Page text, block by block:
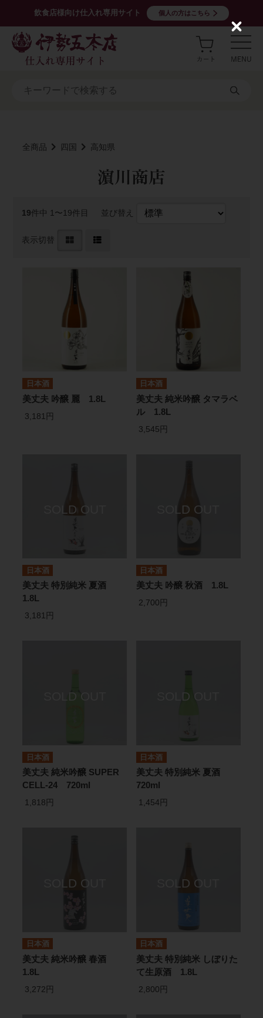
飲食店様向け仕入れ専用サイト 個人の方はこちら
全商品 四国 高知県
濵川商店
19件中 1〜19件目 並び替え
表示切替
日本酒
美丈夫 吟醸 麗 1.8L
3,181円
日本酒
美丈夫 純米吟醸 タマラベ
ル 1.8L
3,545円
日本酒
美丈夫 特別純米 夏酒
1.8L
3,181円
日本酒
美丈夫 吟醸 秋酒 1.8L
2,700円
日本酒
美丈夫 純米吟醸 SUPER
CELL-24 720ml
1,818円
日本酒
美丈夫 特別純米 夏酒
720ml
1,454円
日本酒
美丈夫 純米吟醸 春酒
1.8L
3,272円
日本酒
美丈夫 特別純米 しぼりた
て生原酒 1.8L
2,800円
C
l
s